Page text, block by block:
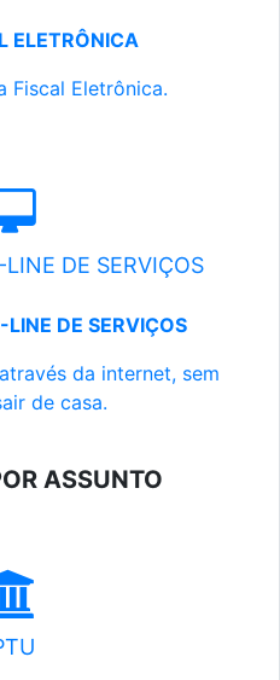
ELETRÔNICA
Fiscal Eletrônica.
DE SERVIÇOS
DE SERVIÇOS
da internet, sem
de casa.
ASSUNTO